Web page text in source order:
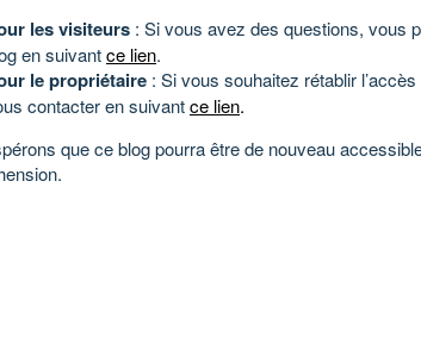
les visiteurs : Si vous avez des questions, vous
en suivantce lien.
le propriétaire : Si vous souhaitez rétablir
contacter en suivantce lien.
que ce blog pourra être de nouveau